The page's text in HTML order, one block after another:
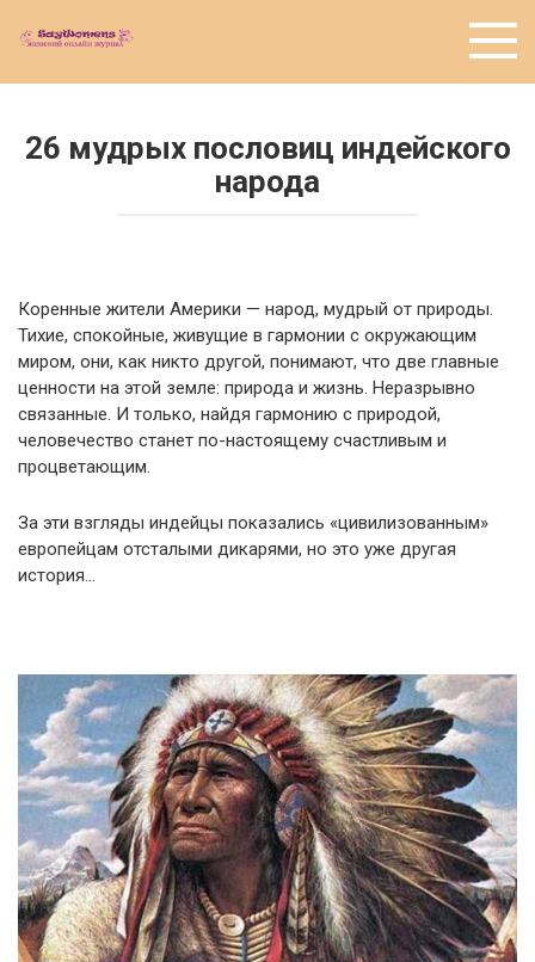
26 мудрых пословиц индейского
народа
Коренные жители Америки — народ, мудрый от природы.
Тихие, спокойные, живущие в гармонии с окружающим
миром, они, как никто другой, понимают, что две главные
ценности на этой земле: природа и жизнь. Неразрывно
связанные. И только, найдя гармонию с природой,
человечество станет по-настоящему счастливым и
процветающим.
За эти взгляды индейцы показались «цивилизованным»
европейцам отсталыми дикарями, но это уже другая
история…